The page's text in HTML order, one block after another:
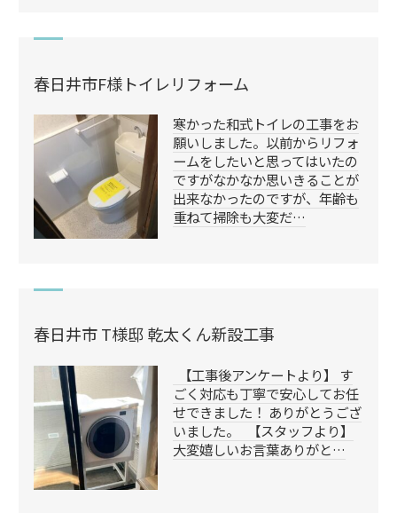
春日井市F様トイレリフォーム
寒かった和式トイレの工事をお
願いしました。以前からリフォ
ームをしたいと思ってはいたの
ですがなかなか思いきることが
出来なかったのですが、年齢も
重ねて掃除も大変だ…
春日井市 T様邸 乾太くん新設工事
【工事後アンケートより】 す
ごく対応も丁寧で安心してお任
せできました！ ありがとうござ
いました。 【スタッフより】
大変嬉しいお言葉ありがと…